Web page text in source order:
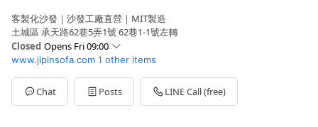
客製化沙發｜沙發工廠直營｜MIT製造
土城區 承天路62巷5弄1號 62巷1-1號左轉
Closed Opens Fri 09:00
Sun11:00 - 18:00
Mon09:00 - 17:30
Tue09:00 - 17:30
Wed09:00 - 17:30
www.jipinsofa.com 1 other items
Chat Posts LINE Call (free)